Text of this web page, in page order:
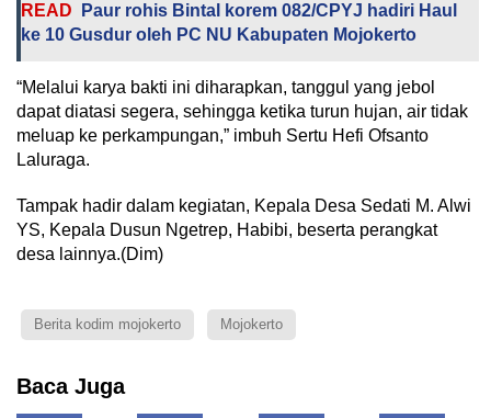
READ
Paur rohis Bintal korem 082/CPYJ hadiri Haul
ke 10 Gusdur oleh PC NU Kabupaten Mojokerto
“Melalui karya bakti ini diharapkan, tanggul yang jebol
dapat diatasi segera, sehingga ketika turun hujan, air tidak
meluap ke perkampungan,” imbuh Sertu Hefi Ofsanto
Laluraga.
Tampak hadir dalam kegiatan, Kepala Desa Sedati M. Alwi
YS, Kepala Dusun Ngetrep, Habibi, beserta perangkat
desa lainnya.(Dim)
Berita kodim mojokerto Mojokerto
Baca Juga